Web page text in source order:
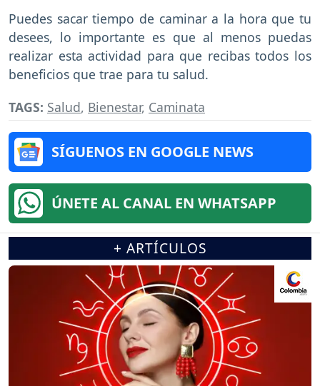
Puedes sacar tiempo de caminar a la hora que tu
desees, lo importante es que al menos puedas
realizar esta actividad para que recibas todos los
beneficios que trae para tu salud.
TAGS: Salud, Bienestar, Caminata
SÍGUENOS EN GOOGLE NEWS
ÚNETE AL CANAL EN WHATSAPP
+ ARTÍCULOS